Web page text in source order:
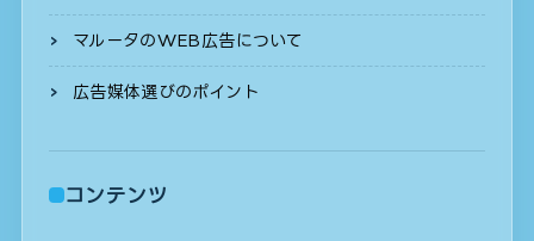
マルータのWEB広告について
広告媒体選びのポイント
コンテンツ